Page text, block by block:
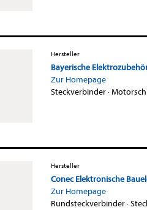
Hersteller
Bayerische
Zur Homepage
Steckverbinder·
Hersteller
Conec Elektronische
Zur Homepage
Rundsteckverbinder·